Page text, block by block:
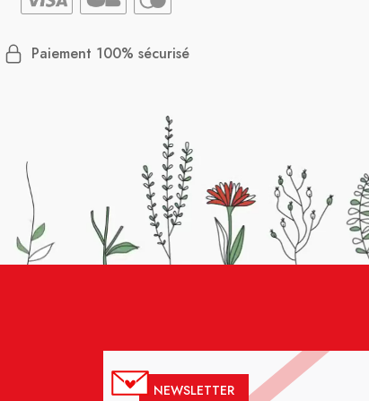
Paiement 100% sécurisé
NEWSLETTER